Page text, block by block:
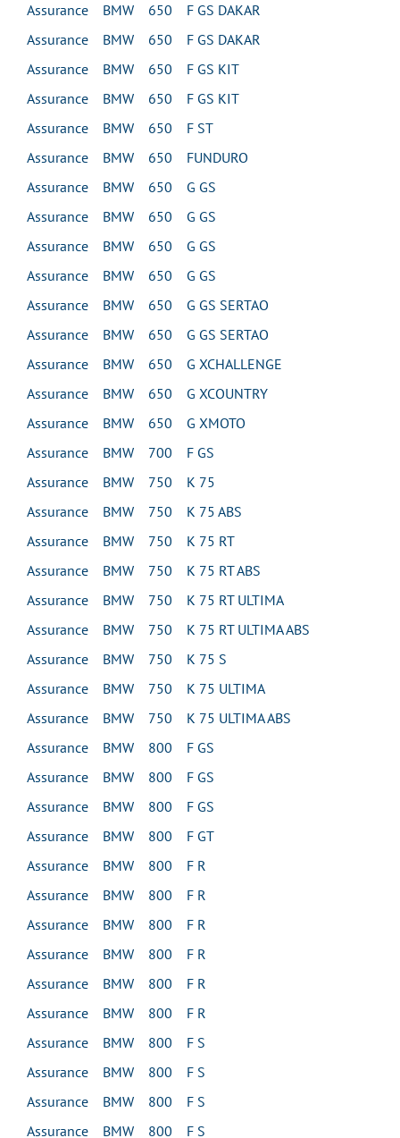
Assurance BMW 650 F GS DAKAR
Assurance BMW 650 F GS DAKAR
Assurance BMW 650 F GS KIT
Assurance BMW 650 F GS KIT
Assurance BMW 650 F ST
Assurance BMW 650 FUNDURO
Assurance BMW 650 G GS
Assurance BMW 650 G GS
Assurance BMW 650 G GS
Assurance BMW 650 G GS
Assurance BMW 650 G GS SERTAO
Assurance BMW 650 G GS SERTAO
Assurance BMW 650 G XCHALLENGE
Assurance BMW 650 G XCOUNTRY
Assurance BMW 650 G XMOTO
Assurance BMW 700 F GS
Assurance BMW 750 K 75
Assurance BMW 750 K 75 ABS
Assurance BMW 750 K 75 RT
Assurance BMW 750 K 75 RT ABS
Assurance BMW 750 K 75 RT ULTIMA
Assurance BMW 750 K 75 RT ULTIMA ABS
Assurance BMW 750 K 75 S
Assurance BMW 750 K 75 ULTIMA
Assurance BMW 750 K 75 ULTIMA ABS
Assurance BMW 800 F GS
Assurance BMW 800 F GS
Assurance BMW 800 F GS
Assurance BMW 800 F GT
Assurance BMW 800 F R
Assurance BMW 800 F R
Assurance BMW 800 F R
Assurance BMW 800 F R
Assurance BMW 800 F R
Assurance BMW 800 F R
Assurance BMW 800 F S
Assurance BMW 800 F S
Assurance BMW 800 F S
Assurance BMW 800 F S